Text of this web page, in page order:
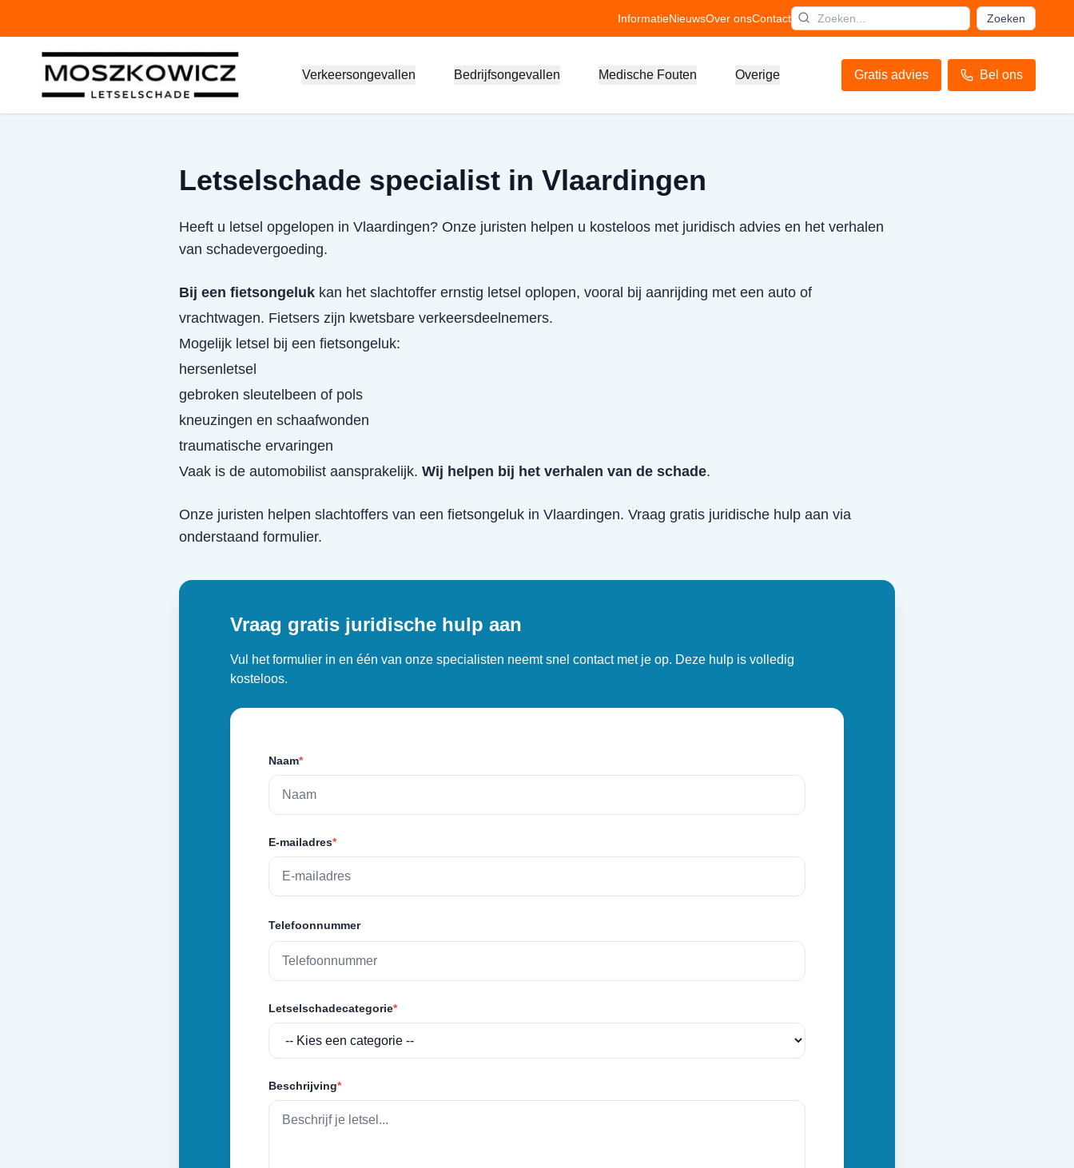
InformatieNieuwsOver onsContact Zoeken
Verkeersongevallen Bedrijfsongevallen Medische Fouten Overige Gratis advies Bel ons
Letselschade specialist in Vlaardingen
Heeft u letsel opgelopen in Vlaardingen? Onze juristen helpen u kosteloos met juridisch advies en het verhalen
van schadevergoeding.
Bij een fietsongeluk kan het slachtoffer ernstig letsel oplopen, vooral bij aanrijding met een auto of
vrachtwagen. Fietsers zijn kwetsbare verkeersdeelnemers.
Mogelijk letsel bij een fietsongeluk:
hersenletsel
gebroken sleutelbeen of pols
kneuzingen en schaafwonden
traumatische ervaringen
Vaak is de automobilist aansprakelijk. Wij helpen bij het verhalen van de schade.
Onze juristen helpen slachtoffers van een fietsongeluk in Vlaardingen. Vraag gratis juridische hulp aan via
onderstaand formulier.
Vraag gratis juridische hulp aan
Vul het formulier in en één van onze specialisten neemt snel contact met je op. Deze hulp is volledig
kosteloos.
Naam*
E-mailadres*
Telefoonnummer
Letselschadecategorie*
Beschrijving*